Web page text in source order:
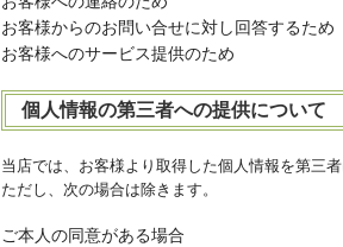
お客様からのお問い合せに対し回答するため
お客様へのサービス提供のため
個人情報の第三者への提供について
当店では、お客様より取得した個人情報を第三
ただし、次の場合は除きます。
ご本人の同意がある場合